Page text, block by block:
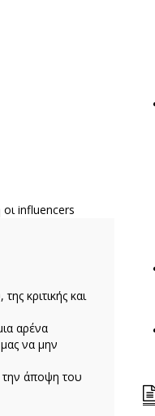
influencers
κριτικής και
αρένα
να μην
την άποψη του